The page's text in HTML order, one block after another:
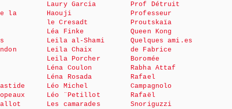
la
Laury Garcia
Haouji
le Cresadt
Léa Finke
Leila al-Shami
Leila Chaix
Leila Porcher
Léna Coulon
Léna Rosada
Léo Michel
Léo ¨Petillot
Les camarades
Prof Détruit
Professeur
Proutskaïa
Queen Kong
Quelques ami.es
de Fabrice
Boromée
Rabha Attaf
Rafael
Campagnolo
Rafaël
Snoriguzzi